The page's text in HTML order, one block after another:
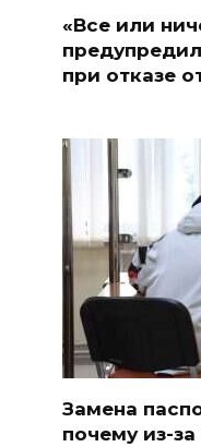
«Все или
при отказе
Замена
почему из-